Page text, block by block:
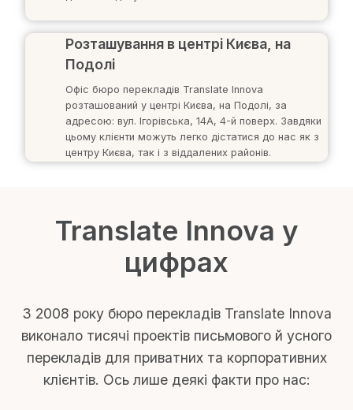
Розташування в центрі Києва, на
Подолі
Офіс бюро перекладів Translate Innova
розташований у центрі Києва, на Подолі, за
адресою: вул. Ігорівська, 14А, 4-й поверх. Завдяки
цьому клієнти можуть легко дістатися до нас як з
центру Києва, так і з віддалених районів.
Translate Innova у
цифрах
З 2008 року бюро перекладів Translate Innova
виконало тисячі проектів письмового й усного
перекладів для приватних та корпоративних
клієнтів. Ось лише деякі факти про нас: